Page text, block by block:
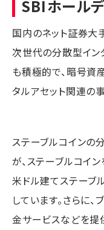
SBIホール
国内のネット証券大
次世代の分散型イン
も積極的で、暗号資
タルアセット関連の
ステーブルコインの
が、ステーブルコイ
米ドル建てステーブ
しています。さらに
金サービスなどを提